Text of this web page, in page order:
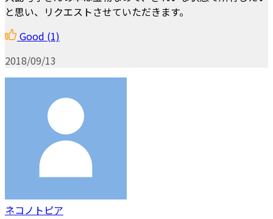
と思い、リクエストさせていただきます。
Good (1)
2018/09/13
ネコノトピア